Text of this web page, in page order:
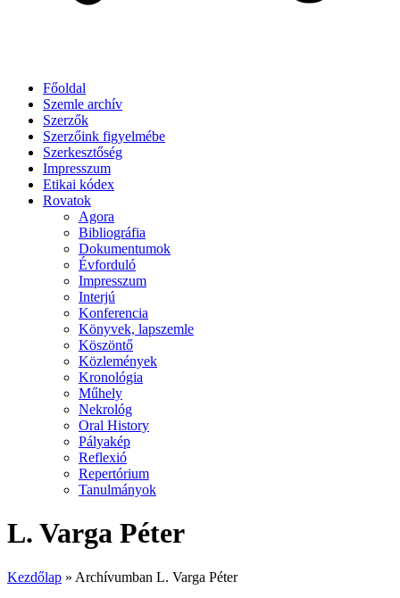
Főoldal
Szemle archív
Szerzők
Szerzőink figyelmébe
Szerkesztőség
Impresszum
Etikai kódex
Rovatok
Agora
Bibliográfia
Dokumentumok
Évforduló
Impresszum
Interjú
Konferencia
Könyvek, lapszemle
Köszöntő
Közlemények
Kronológia
Műhely
Nekrológ
Oral History
Pályakép
Reflexió
Repertórium
Tanulmányok
L. Varga Péter
Kezdőlap » Archívumban L. Varga Péter